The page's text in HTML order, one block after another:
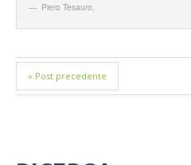
Piero Tesauro,
« Post precedente